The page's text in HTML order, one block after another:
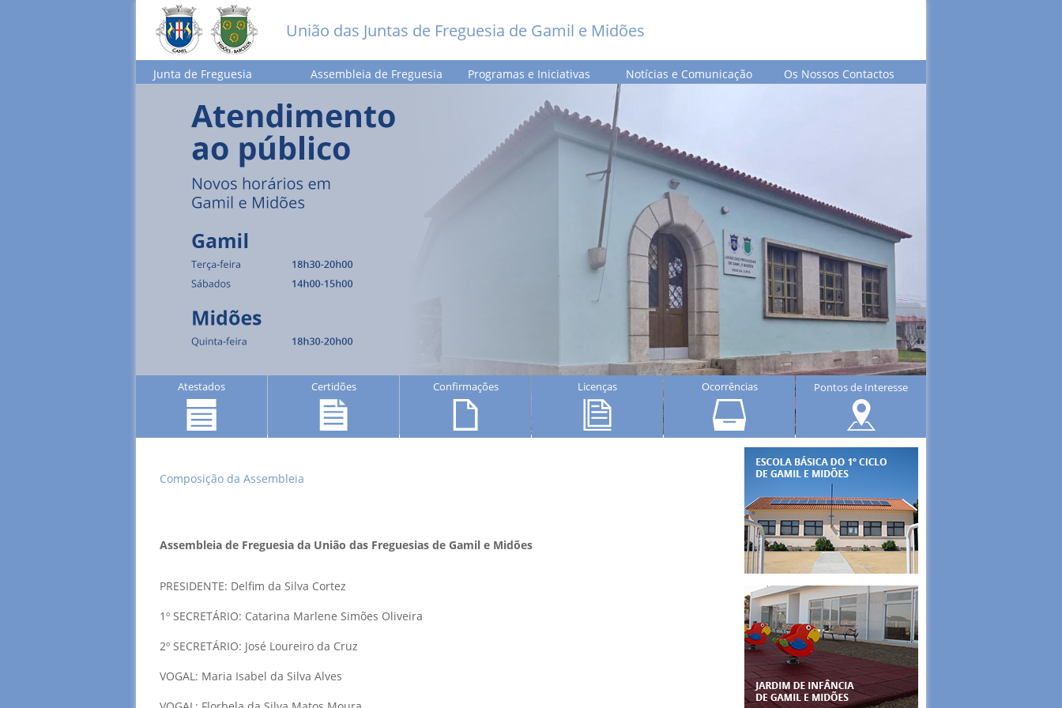
União das Juntas de Freguesia de Gamil e Midões
Junta de Freguesia Assembleia de Freguesia Programas e Iniciativas Notícias e Comunicação Os Nossos Contactos
Atestados Certidões Confirmações Licenças Ocorrências Pontos de Interesse
Composição da Assembleia
Assembleia de Freguesia da União das Freguesias de Gamil e Midões
PRESIDENTE: Delfim da Silva Cortez
1º SECRETÁRIO: Catarina Marlene Simões Oliveira
2º SECRETÁRIO: José Loureiro da Cruz
VOGAL: Maria Isabel da Silva Alves